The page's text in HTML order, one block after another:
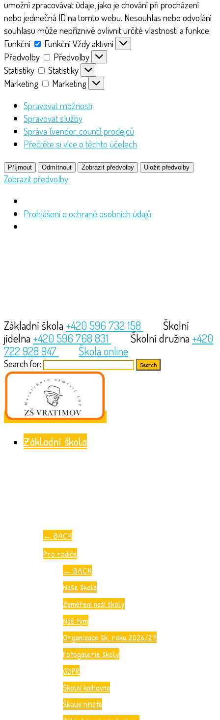
umožní zpracovávat údaje, jako je chování při procházení
nebo jedinečná ID na tomto webu. Nesouhlas nebo odvolání
souhlasu může nepříznivě ovlivnit určité vlastnosti a funkce.
Funkční
FunkčníVždy aktivní
Předvolby
Předvolby
Statistiky
Statistiky
Marketing
Marketing
Spravovat možnosti
Spravovat služby
Správa {vendor_count} prodejců
Přečtěte si více o těchto účelech
Příjmout Odmítnout Zobrazit předvolby Uložit předvolby
Zobrazit předvolby
Prohlášení o ochraně osobních údajů
Základní škola +420 596 732 158
Školní
jídelna +420 596 768 831 Školní družina +420
722 928 947
Škola online
Search for:
Základní škola
← BACK
Pro rodiče
← BACK
Naše škola
Zaměření naší školy
Náš tým
Organizace šk. roku 2026/27
Fotogalerie školy
GDPR
Školní knihovna
Školní hřiště